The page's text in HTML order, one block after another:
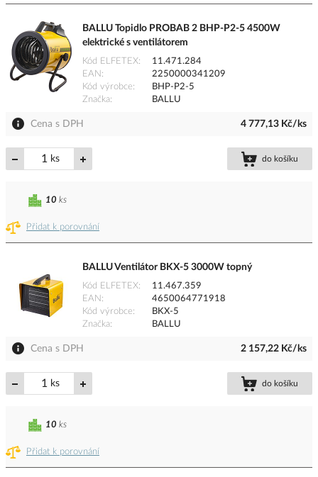
BALLU Topidlo PROBAB 2 BHP-P2-5 4500W
elektrické s ventilátorem
Kód ELFETEX
11.471.284
EAN
2250000341209
Kód výrobce
BHP-P2-5
Značka
BALLU
Cena s DPH 4 777,13 Kč/ks
ks do košíku
Přidat k porovnání
10 ks
BALLU Ventilátor BKX-5 3000W topný
Kód ELFETEX
11.467.359
EAN
4650064771918
Kód výrobce
BKX-5
Značka
BALLU
Cena s DPH 2 157,22 Kč/ks
ks do košíku
Přidat k porovnání
10 ks